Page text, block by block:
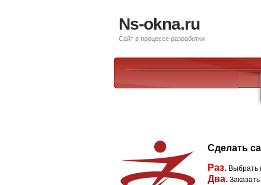
Ns-okna.ru
Сайт в процессе разработки
Сделать
Раз. Выбрать
Два.